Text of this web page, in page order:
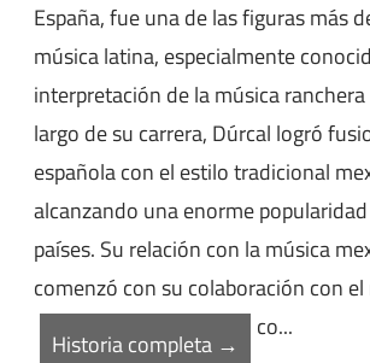
España, fue una de las figuras más
música latina, especialmente
interpretación de la música
largo de su carrera, Dúrcal logró
española con el estilo tradicional
alcanzando una enorme
países. Su relación con la música
comenzó con su colaboración con
co...
Historia completa →